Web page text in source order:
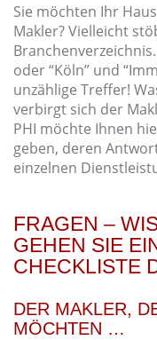
Sie möchten Ihr
Makler? Vielleicht
oder “Köln” und
unzählige Treffer!
verbirgt sich der
PHI möchte Ihnen
geben, deren
einzelnen
FRAGEN –
GEHEN SIE
CHECKLISTE
DER MAKLER,
MÖCHTEN …